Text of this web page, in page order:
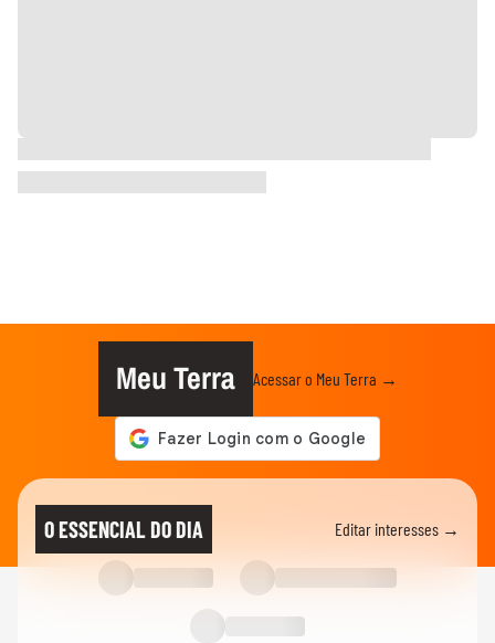
Meu Terra Acessar o Meu Terra →
O ESSENCIAL DO DIA Editar interesses →